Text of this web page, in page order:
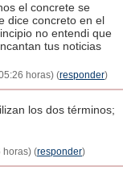
el concrete se
dice concreto en el
no entendi que
tus noticias
horas) (responder)
los dos términos;
horas) (responder)